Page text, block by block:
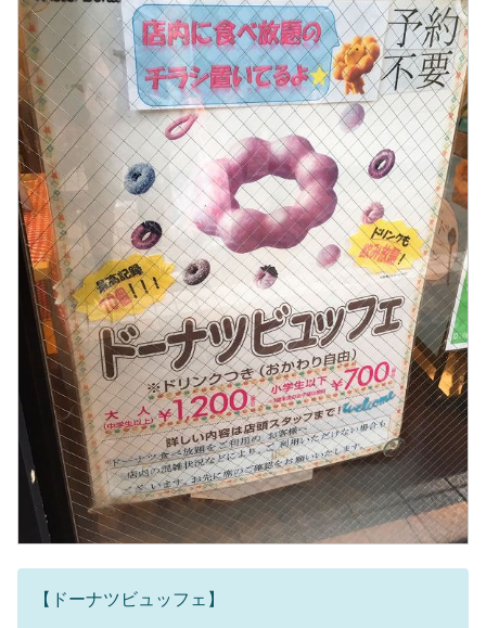
【ドーナツビュッフェ】